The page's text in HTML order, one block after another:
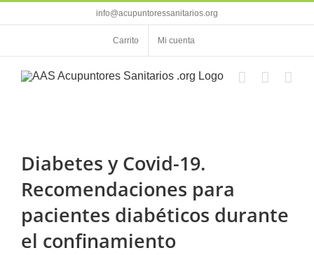
al
info@acupuntoressanitarios.org
Carrito Mi cuenta
Diabetes y Covid-19.
Recomendaciones para
pacientes diabéticos durante
el confinamiento